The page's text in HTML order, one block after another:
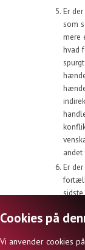
Er
som
mere
hvad
andet
Er
Cookies på
Vi anvender cookies